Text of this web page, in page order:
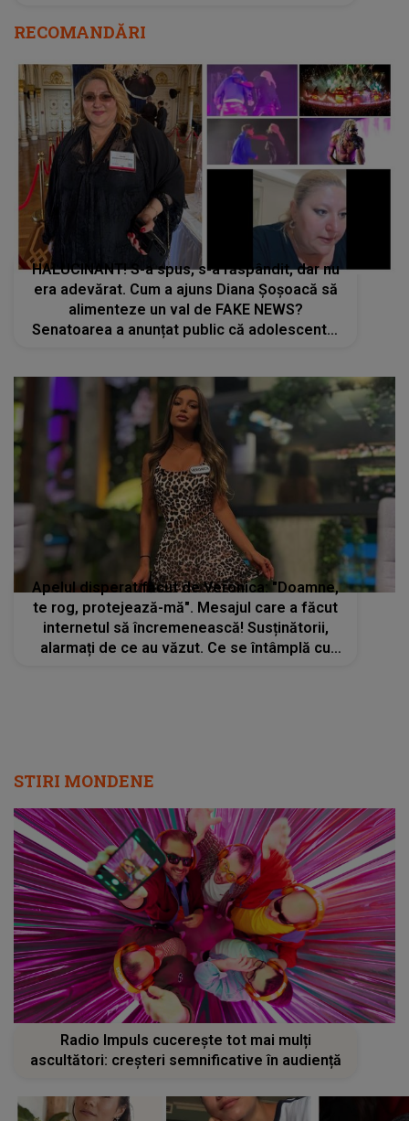
RECOMANDĂRI
HALUCINANT! S-a spus, s-a răspândit, dar nu
era adevărat. Cum a ajuns Diana Șoșoacă să
alimenteze un val de FAKE NEWS?
Senatoarea a anunțat public că adolescentul
Apelul disperat făcut de Veronica: "Doamne,
te rog, protejează-mă". Mesajul care a făcut
internetul să încremenească! Susținătorii,
alarmați de ce au văzut. Ce se întâmplă cu
STIRI MONDENE
Radio Impuls cucerește tot mai mulți
ascultători: creșteri semnificative în audiență